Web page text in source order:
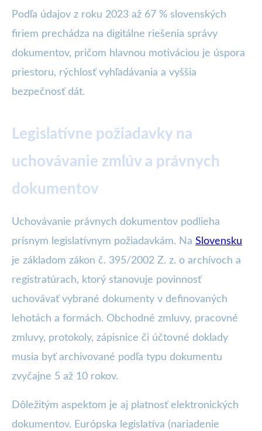
Podľa údajov z roku 2023 až 67 % slovenských
firiem prechádza na digitálne riešenia správy
dokumentov, pričom hlavnou motiváciou je úspora
priestoru, rýchlosť vyhľadávania a vyššia
bezpečnosť dát.
Legislatívne požiadavky na
uchovávanie zmlúv a právnych
dokumentov
Uchovávanie právnych dokumentov podlieha
prísnym legislatívnym požiadavkám. Na Slovensku
je základom zákon č. 395/2002 Z. z. o archívoch a
registratúrach, ktorý stanovuje povinnosť
uchovávať vybrané dokumenty v definovaných
lehotách a formách. Obchodné zmluvy, pracovné
zmluvy, protokoly, zápisnice či účtovné doklady
musia byť archivované podľa typu dokumentu
zvyčajne 5 až 10 rokov.
Dôležitým aspektom je aj platnosť elektronických
dokumentov. Európska legislatíva (nariadenie